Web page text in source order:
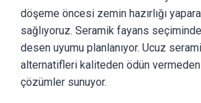
döşeme öncesi zemin hazırlığı
sağlıyoruz. Seramik fayans
desen uyumu planlanıyor. Ucuz
alternatifleri kaliteden ödün
çözümler sunuyor.